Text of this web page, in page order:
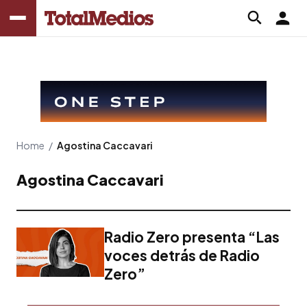
Home / Agostina Caccavari
Agostina Caccavari
Radio Zero presenta “Las
voces detrás de Radio
Zero”